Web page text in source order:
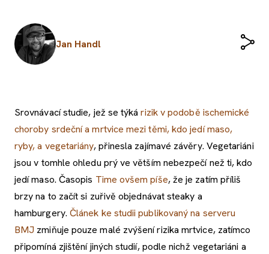
Jan Handl
Srovnávací studie, jež se týkárizik v podobě ischemické
choroby srdeční a mrtvice mezi těmi, kdo jedí maso,
ryby, a vegetariány, přinesla zajímavé závěry. Vegetariáni
jsou v tomhle ohledu prý ve větším nebezpečí než ti, kdo
jedí maso. Časopis Time ovšem píše, že je zatím příliš
brzy na to začít si zuřivě objednávat steaky a
hamburgery. Článek ke studii publikovaný na serveru
BMJ zmiňuje pouze malé zvýšení rizika mrtvice, zatímco
připomíná zjištění jiných studií, podle nichž vegetariáni a